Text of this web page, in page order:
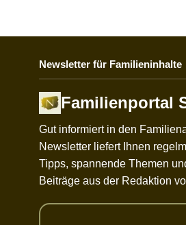
Newsletter für Familieninhalte
Familienportal
Gut informiert in den
Newsletter liefert Ihnen
Tipps, spannende Themen
Beiträge aus der Redaktion